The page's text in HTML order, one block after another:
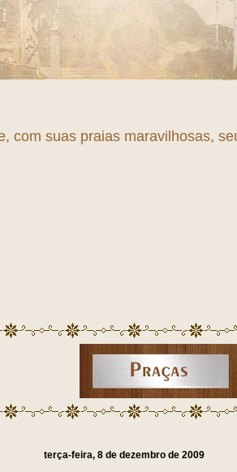
Fortaleza, uma
com suas praias maravilhosas,
terça-feira, 8 de dezembro de 2009